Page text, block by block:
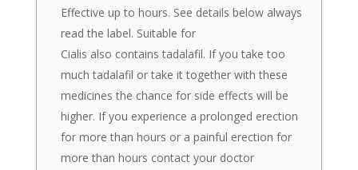
Effective up to hours. See details below always
read the label. Suitable for
Cialis also contains tadalafil. If you take too
much tadalafil or take it together with these
medicines the chance for side effects will be
higher. If you experience a prolonged erection
for more than hours or a painful erection for
more than hours contact your doctor